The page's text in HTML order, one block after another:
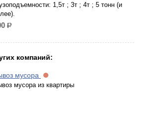
1,5т ; 3т ; 4т ; 5 тонн (и
р.
компаний:
мусора
мусора из квартиры